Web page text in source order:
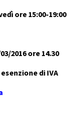
ore 15:00-19:00
2016 ore 14.30
di IVA